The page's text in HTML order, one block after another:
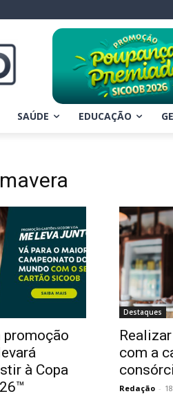
SAÚDE EDUCAÇÃO
promoção
à Copa
Destaques
com a
Redação -